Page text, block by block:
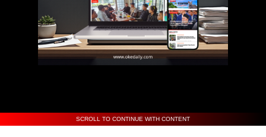
SCROLL TO CONTINUE WITH CONTENT